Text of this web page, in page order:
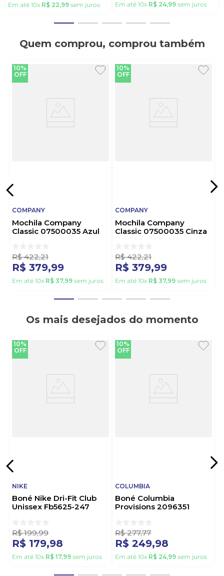
Em até 10x R$ 22,99 sem juros Em até 10x R$ 24,99 sem juros
Quem comprou, comprou também
10%
OFF
COMPANY
Mochila Company
Classic 07500035 Azul
R$ 422,21
R$ 379,99
Em até 10x R$ 37,99 sem juros
10%
OFF
COMPANY
Mochila Company
Classic 07500035 Cinza
R$ 422,21
R$ 379,99
Em até 10x R$ 37,99 sem juros
Os mais desejados do momento
10%
OFF
NIKE
Boné Nike Dri-Fit Club
Unissex Fb5625-247
R$ 199,99
R$ 179,98
Em até 10x R$ 17,99 sem juros
10%
OFF
COLUMBIA
Boné Columbia
Provisions 2096351
R$ 277,77
R$ 249,98
Em até 10x R$ 24,99 sem juros